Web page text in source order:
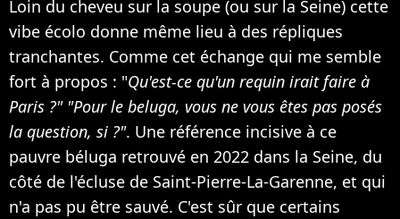
Loin du cheveu sur la soupe (ou sur la Seine) cette
vibe écolo donne même lieu à des répliques
tranchantes. Comme cet échange qui me semble
fort à propos : "Qu'est-ce qu'un requin irait faire à
Paris ?" "Pour le beluga, vous ne vous êtes pas posés
la question, si ?". Une référence incisive à ce
pauvre béluga retrouvé en 2022 dans la Seine, du
côté de l'écluse de Saint-Pierre-La-Garenne, et qui
n'a pas pu être sauvé. C'est sûr que certains